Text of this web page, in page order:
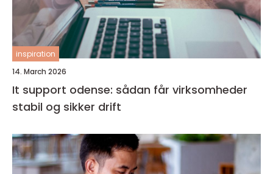
inspiration
14. March 2026
It support odense: sådan får virksomheder
stabil og sikker drift